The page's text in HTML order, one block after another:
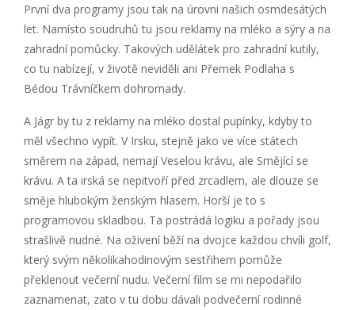
První dva programy jsou tak na úrovni našich osmdesátých
let. Namísto soudruhů tu jsou reklamy na mléko a sýry a na
zahradní pomůcky. Takových udělátek pro zahradní kutily,
co tu nabízejí, v životě neviděli ani Přemek Podlaha s
Bédou Trávníčkem dohromady.
A Jágr by tu z reklamy na mléko dostal pupínky, kdyby to
měl všechno vypít. V Irsku, stejně jako ve více státech
směrem na západ, nemají Veselou krávu, ale Smějící se
krávu. A ta irská se nepitvoří před zrcadlem, ale dlouze se
směje hlubokým ženským hlasem. Horší je to s
programovou skladbou. Ta postrádá logiku a pořady jsou
strašlivě nudné. Na oživení běží na dvojce každou chvíli golf,
který svým několikahodinovým sestřihem pomůže
překlenout večerní nudu. Večerní film se mi nepodařilo
zaznamenat, zato v tu dobu dávali podvečerní rodinné